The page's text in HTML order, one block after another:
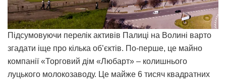
Підсумовуючи перелік активів Палиці на Волині варто
згадати іще про кілька об’єктів. По-перше, це майно
компанії «Торговий дім «Любарт» – колишнього
луцького молокозаводу. Це майже 6 тисяч квадратних